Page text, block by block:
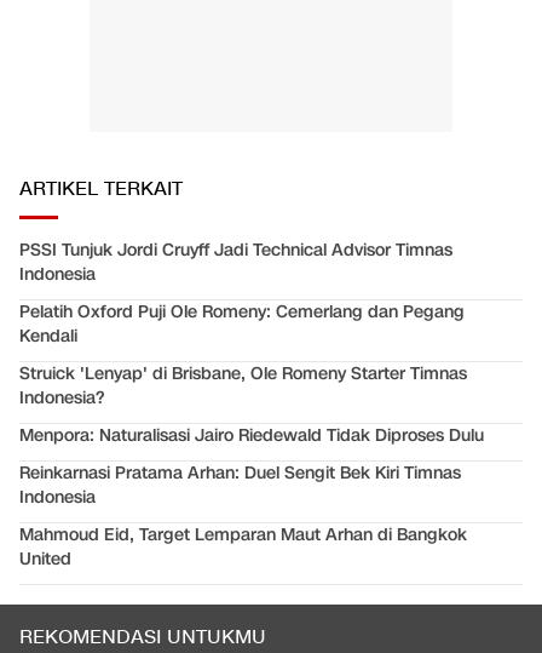
ARTIKEL TERKAIT
PSSI Tunjuk Jordi Cruyff Jadi Technical Advisor Timnas
Indonesia
Pelatih Oxford Puji Ole Romeny: Cemerlang dan Pegang
Kendali
Struick 'Lenyap' di Brisbane, Ole Romeny Starter Timnas
Indonesia?
Menpora: Naturalisasi Jairo Riedewald Tidak Diproses Dulu
Reinkarnasi Pratama Arhan: Duel Sengit Bek Kiri Timnas
Indonesia
Mahmoud Eid, Target Lemparan Maut Arhan di Bangkok
United
REKOMENDASI UNTUKMU